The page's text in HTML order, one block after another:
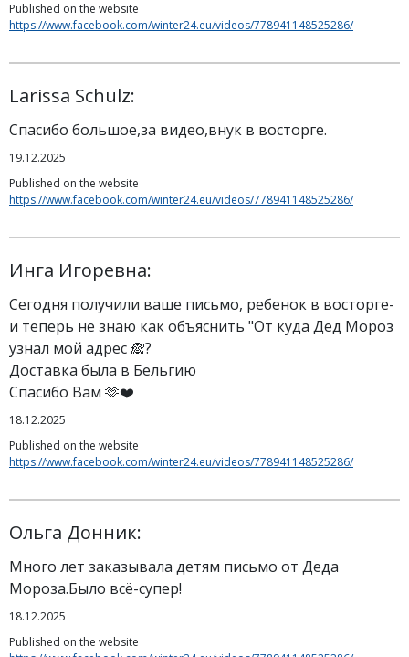
Published on the website
https://www.facebook.com/winter24.eu/videos/778941148525286/
Larissa Schulz:
Спасибо большое,за видео,внук в восторге.
19.12.2025
Published on the website
https://www.facebook.com/winter24.eu/videos/778941148525286/
Инга Игоревна:
Сегодня получили ваше письмо, ребенок в восторге-
и теперь не знаю как объяснить "От куда Дед Мороз
узнал мой адрес 🙈?
Доставка была в Бельгию
Спасибо Вам 🫶❤️
18.12.2025
Published on the website
https://www.facebook.com/winter24.eu/videos/778941148525286/
Ольга Донник:
Много лет заказывала детям письмо от Деда
Мороза.Было всё-супер!
18.12.2025
Published on the website